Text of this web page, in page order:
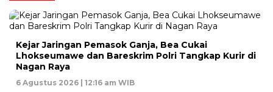
Kejar Jaringan Pemasok Ganja, Bea Cukai
Lhokseumawe dan Bareskrim Polri Tangkap Kurir di
Nagan Raya
6 Agustus 2026 | 12:16 am WIB